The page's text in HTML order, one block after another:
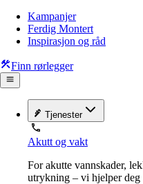
Kampanjer
Ferdig Montert
Inspirasjon og råd
Finn rørlegger
Tjenester
Akutt og vakt
For akutte vannskader,
utrykning – vi hjelper deg